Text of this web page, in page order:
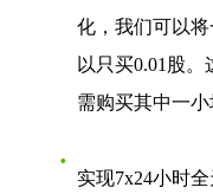
化，我们可以将
以只买0.01股
需购买其中一小
实现7x24小时